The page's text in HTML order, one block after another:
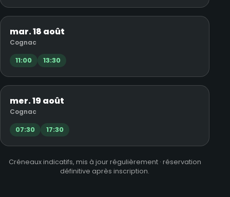
mar. 18 août
Cognac
11:00 13:30
mer. 19 août
Cognac
07:30 17:30
Créneaux indicatifs, mis à jour régulièrement · réservation
définitive après inscription.